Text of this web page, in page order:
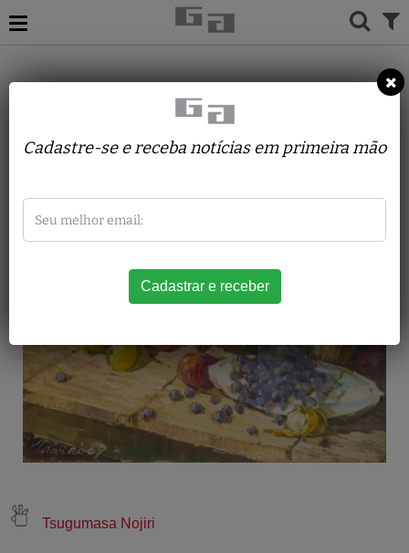
TSUGUMASA NOJIRI
FRUTAS
Tsugumasa Nojiri
Cadastre-se e receba notícias em primeira mão